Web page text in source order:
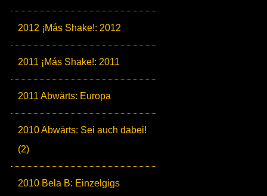
2012 ¡Más Shake!: 2012
2011 ¡Más Shake!: 2011
2011 Abwärts: Europa
2010 Abwärts: Sei auch dabei!
(2)
2010 Bela B: Einzelgigs